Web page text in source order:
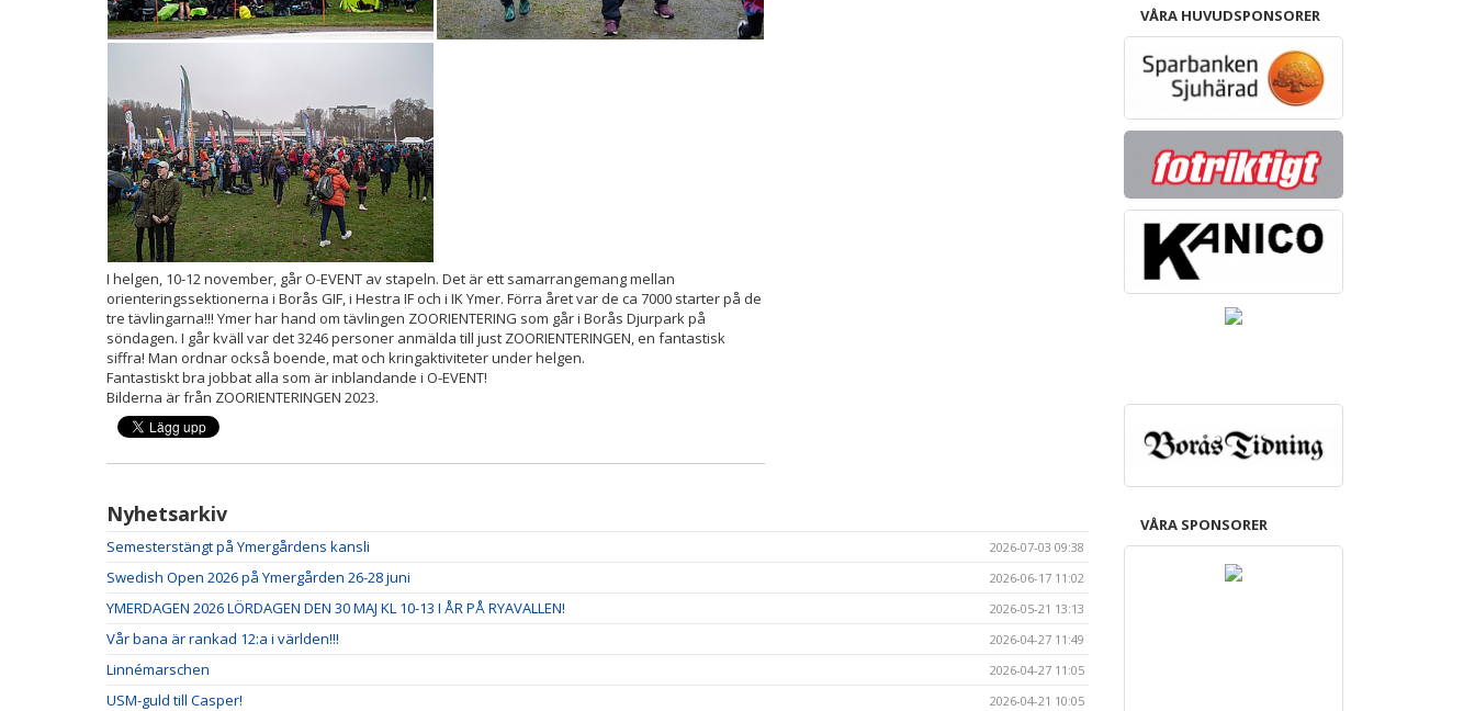
I helgen, 10-12 november, går O-EVENT av stapeln. Det är ett samarrangemang mellan
orienteringssektionerna i Borås GIF, i Hestra IF och i IK Ymer. Förra året var de ca 7000 starter på de
tre tävlingarna!!! Ymer har hand om tävlingen ZOORIENTERING som går i Borås Djurpark på
söndagen. I går kväll var det 3246 personer anmälda till just ZOORIENTERINGEN, en fantastisk
siffra! Man ordnar också boende, mat och kringaktiviteter under helgen.
Fantastiskt bra jobbat alla som är inblandande i O-EVENT!
Bilderna är från ZOORIENTERINGEN 2023.
Nyhetsarkiv
Semesterstängt på Ymergårdens kansli 2026-07-03 09:38
Swedish Open 2026 på Ymergården 26-28 juni 2026-06-17 11:02
YMERDAGEN 2026 LÖRDAGEN DEN 30 MAJ KL 10-13 I ÅR PÅ RYAVALLEN! 2026-05-21 13:13
Vår bana är rankad 12:a i världen!!! 2026-04-27 11:49
Linnémarschen 2026-04-27 11:05
USM-guld till Casper! 2026-04-21 10:05
VÅRA HUVUDSPONSORER
VÅRA SPONSORER